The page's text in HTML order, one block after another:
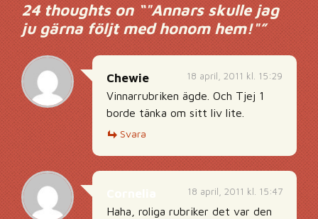
24 thoughts on “"Annars skulle jag
ju gärna följt med honom hem!"”
18 april, 2011 kl. 15:29
Chewie
Vinnarrubriken ägde. Och Tjej 1
borde tänka om sitt liv lite.
Svara
18 april, 2011 kl. 15:47
Haha, roliga rubriker det var den